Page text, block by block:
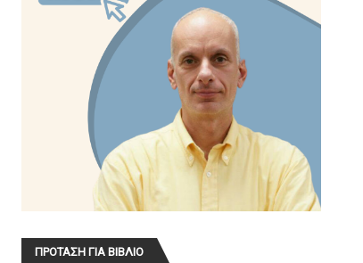
ΠΡΟΤΑΣΗ ΓΙΑ ΒΙΒΛΙΟ